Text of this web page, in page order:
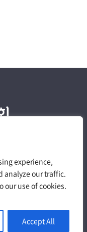
experience,
analyze our traffic.
our use of cookies.
Accept All
CA 90019